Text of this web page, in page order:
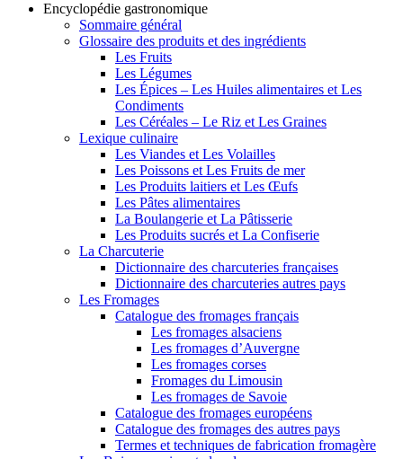
Encyclopédie gastronomique
Sommaire général
Glossaire des produits et des ingrédients
Les Fruits
Les Légumes
Les Épices – Les Huiles alimentaires et Les
Condiments
Les Céréales – Le Riz et Les Graines
Lexique culinaire
Les Viandes et Les Volailles
Les Poissons et Les Fruits de mer
Les Produits laitiers et Les Œufs
Les Pâtes alimentaires
La Boulangerie et La Pâtisserie
Les Produits sucrés et La Confiserie
La Charcuterie
Dictionnaire des charcuteries françaises
Dictionnaire des charcuteries autres pays
Les Fromages
Catalogue des fromages français
Les fromages alsaciens
Les fromages d’Auvergne
Les fromages corses
Fromages du Limousin
Les fromages de Savoie
Catalogue des fromages européens
Catalogue des fromages des autres pays
Termes et techniques de fabrication fromagère